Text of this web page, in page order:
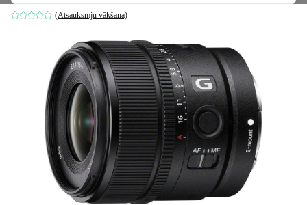
(Atsauksmju vākšana)